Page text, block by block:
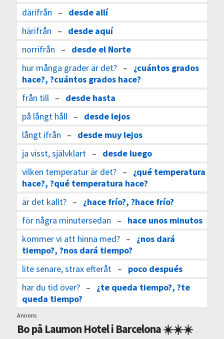
därifrån – desde allí
härifrån – desde aquí
norrifrån – desde el Norte
hur många grader är det?– ¿cuántos grados
hace?, ?cuántos grados hace?
från till – desde hasta
på långt håll – desde lejos
långt ifrån – desde muy lejos
ja visst, självklart – desde luego
vilken temperatur är det?– ¿qué temperatura
hace?, ?qué temperatura hace?
är det kallt?– ¿hace frío?, ?hace frío?
för några minutersedan – hace unos minutos
kommer vi att hinna med?– ¿nos dará
tiempo?, ?nos dará tiempo?
lite senare, strax efteråt – poco después
har du tid över?– ¿te queda tiempo?, ?te
queda tiempo?
Annons
Bo på Laumon Hotel i Barcelona ☀️☀️☀️